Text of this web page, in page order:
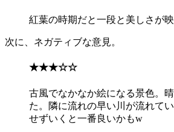
紅葉の時期だと一段と美しさが映
次に、ネガティブな意見。
★★★☆☆
古風でなかなか絵になる景色。
た。隣に流れの早い川が流れて
せずいくと一番良いかもw